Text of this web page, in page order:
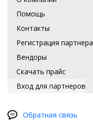
Помощь
Контакты
Регистрация партнера
Вендоры
Скачать прайс
Вход для партнеров
Обратная связь